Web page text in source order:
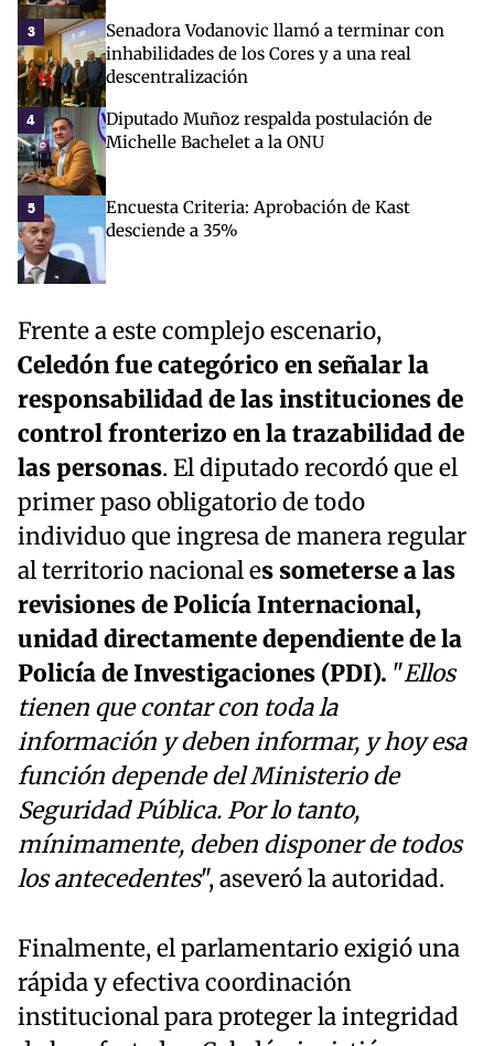
3
Senadora Vodanovic llamó a terminar con
inhabilidades de los Cores y a una real
descentralización
4
Diputado Muñoz respalda postulación de
Michelle Bachelet a la ONU
5
Encuesta Criteria: Aprobación de Kast
desciende a 35%
Frente a este complejo escenario,
Celedón fue categórico en señalar la
responsabilidad de las instituciones de
control fronterizo en la trazabilidad de
las personas. El diputado recordó que el
primer paso obligatorio de todo
individuo que ingresa de manera regular
al territorio nacional es someterse a las
revisiones de Policía Internacional,
unidad directamente dependiente de la
Policía de Investigaciones (PDI). "Ellos
tienen que contar con toda la
información y deben informar, y hoy esa
función depende del Ministerio de
Seguridad Pública. Por lo tanto,
mínimamente, deben disponer de todos
los antecedentes", aseveró la autoridad.
Finalmente, el parlamentario exigió una
rápida y efectiva coordinación
institucional para proteger la integridad